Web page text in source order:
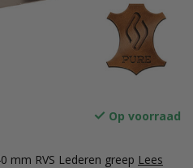
Op voorraad
mm RVS Lederen greep Lees